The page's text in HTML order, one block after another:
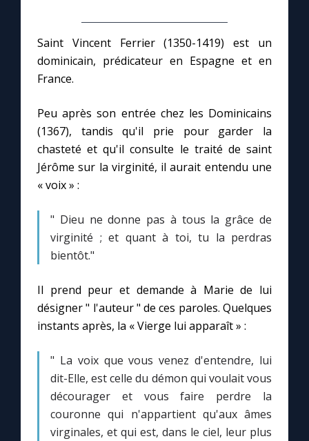
Questions-réponses
Avec Thérèse de Lisieux
L'Évangile chaque jour
Les premiers samedis du mois
Marie qui défait les nœuds
Me consacrer à Jésus par Marie
Mes intentions de prière
Une Minute avec Marie
Une neuvaine
Saint Vincent Ferrier (1350-1419) est un
dominicain, prédicateur en Espagne et en
France.
Peu après son entrée chez les Dominicains
(1367), tandis qu'il prie pour garder la
chasteté et qu'il consulte le traité de saint
Jérôme sur la virginité, il aurait entendu une
« voix » :
" Dieu ne donne pas à tous la grâce de
virginité ; et quant à toi, tu la perdras
bientôt."
Il prend peur et demande à Marie de lui
désigner " l'auteur " de ces paroles. Quelques
instants après, la « Vierge lui apparaît » :
" La voix que vous venez d'entendre, lui
dit-Elle, est celle du démon qui voulait vous
décourager et vous faire perdre la
couronne qui n'appartient qu'aux âmes
virginales, et qui est, dans le ciel, leur plus